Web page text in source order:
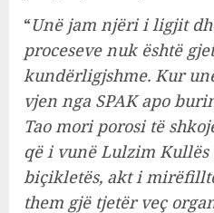
“Unë jam njëri i ligjit
proceseve nuk është
kundërligjshme. Kur
vjen nga SPAK apo
Tao mori porosi të
që i vunë Lulzim
biçikletës, akt i
them gjë tjetër veç